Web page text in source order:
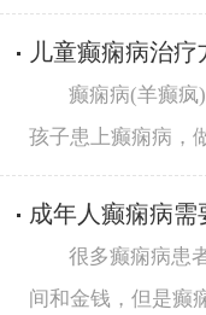
儿童癫痫病治疗
癫痫病(羊癫疯
孩子患上癫痫病，
成年人癫痫病需
很多癫痫病患
间和金钱，但是癫